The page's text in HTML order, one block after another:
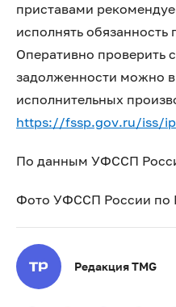
приставами
исполнять обязанность
Оперативно проверить
задолженности можно
исполнительных
https://fssp.gov.ru/iss/ip
По данным УФССП
Фото УФССП России по
Редакция TMG